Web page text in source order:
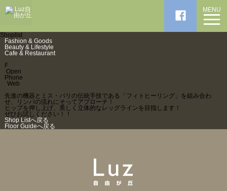
MENU
Shoplist
Fashion & Goods
Beauty & Lifestyle
Cafe & Restaurant
F
Open
Phone
Web
先進の機器とミス・パリの伝統手技である「フィトヒーリング」を組み合わ
せ、リンパの流れにそってアプローチ！
ヒップを押し上げ、美しく立体的なレッグラインを目指します！
ぜひお試しください！！
Shop Listへ戻る
Floor Guideへ戻る